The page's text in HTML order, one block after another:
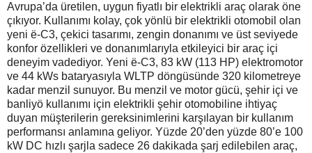
Avrupa’da üretilen, uygun fiyatlı bir elektrikli araç olarak öne
çıkıyor. Kullanımı kolay, çok yönlü bir elektrikli otomobil olan
yeni ë-C3, çekici tasarımı, zengin donanımı ve üst seviyede
konfor özellikleri ve donanımlarıyla etkileyici bir araç içi
deneyim vadediyor. Yeni ë-C3, 83 kW (113 HP) elektromotor
ve 44 kWs bataryasıyla WLTP döngüsünde 320 kilometreye
kadar menzil sunuyor. Bu menzil ve motor gücü, şehir içi ve
banliyö kullanımı için elektrikli şehir otomobiline ihtiyaç
duyan müşterilerin gereksinimlerini karşılayan bir kullanım
performansı anlamına geliyor. Yüzde 20’den yüzde 80’e 100
kW DC hızlı şarjla sadece 26 dakikada şarj edilebilen araç,